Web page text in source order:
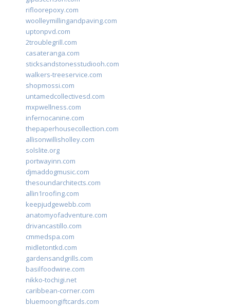
rifloorepoxy.com
woolleymillingandpaving.com
uptonpvd.com
2troublegrill.com
casateranga.com
sticksandstonesstudiooh.com
walkers-treeservice.com
shopmossi.com
untamedcollectivesd.com
mxpwellness.com
infernocanine.com
thepaperhousecollection.com
allisonwillisholley.com
solslite.org
portwayinn.com
djmaddogmusic.com
thesoundarchitects.com
allin1roofing.com
keepjudgewebb.com
anatomyofadventure.com
drivancastillo.com
cmmedspa.com
midletontkd.com
gardensandgrills.com
basilfoodwine.com
nikko-tochigi.net
caribbean-corner.com
bluemoongiftcards.com